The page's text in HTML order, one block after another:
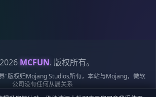
MCFUN. 版权所有。
"版权归Mojang Studios所有，本站与Mojang，微软
公司没有任何从属关系